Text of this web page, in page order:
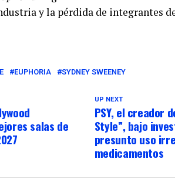
y la pérdida de integrantes
EUPHORIA SYDNEY SWEENEY
UP NEXT
PSY, el creador
Style”, bajo
presunto uso
medicamentos
salas de